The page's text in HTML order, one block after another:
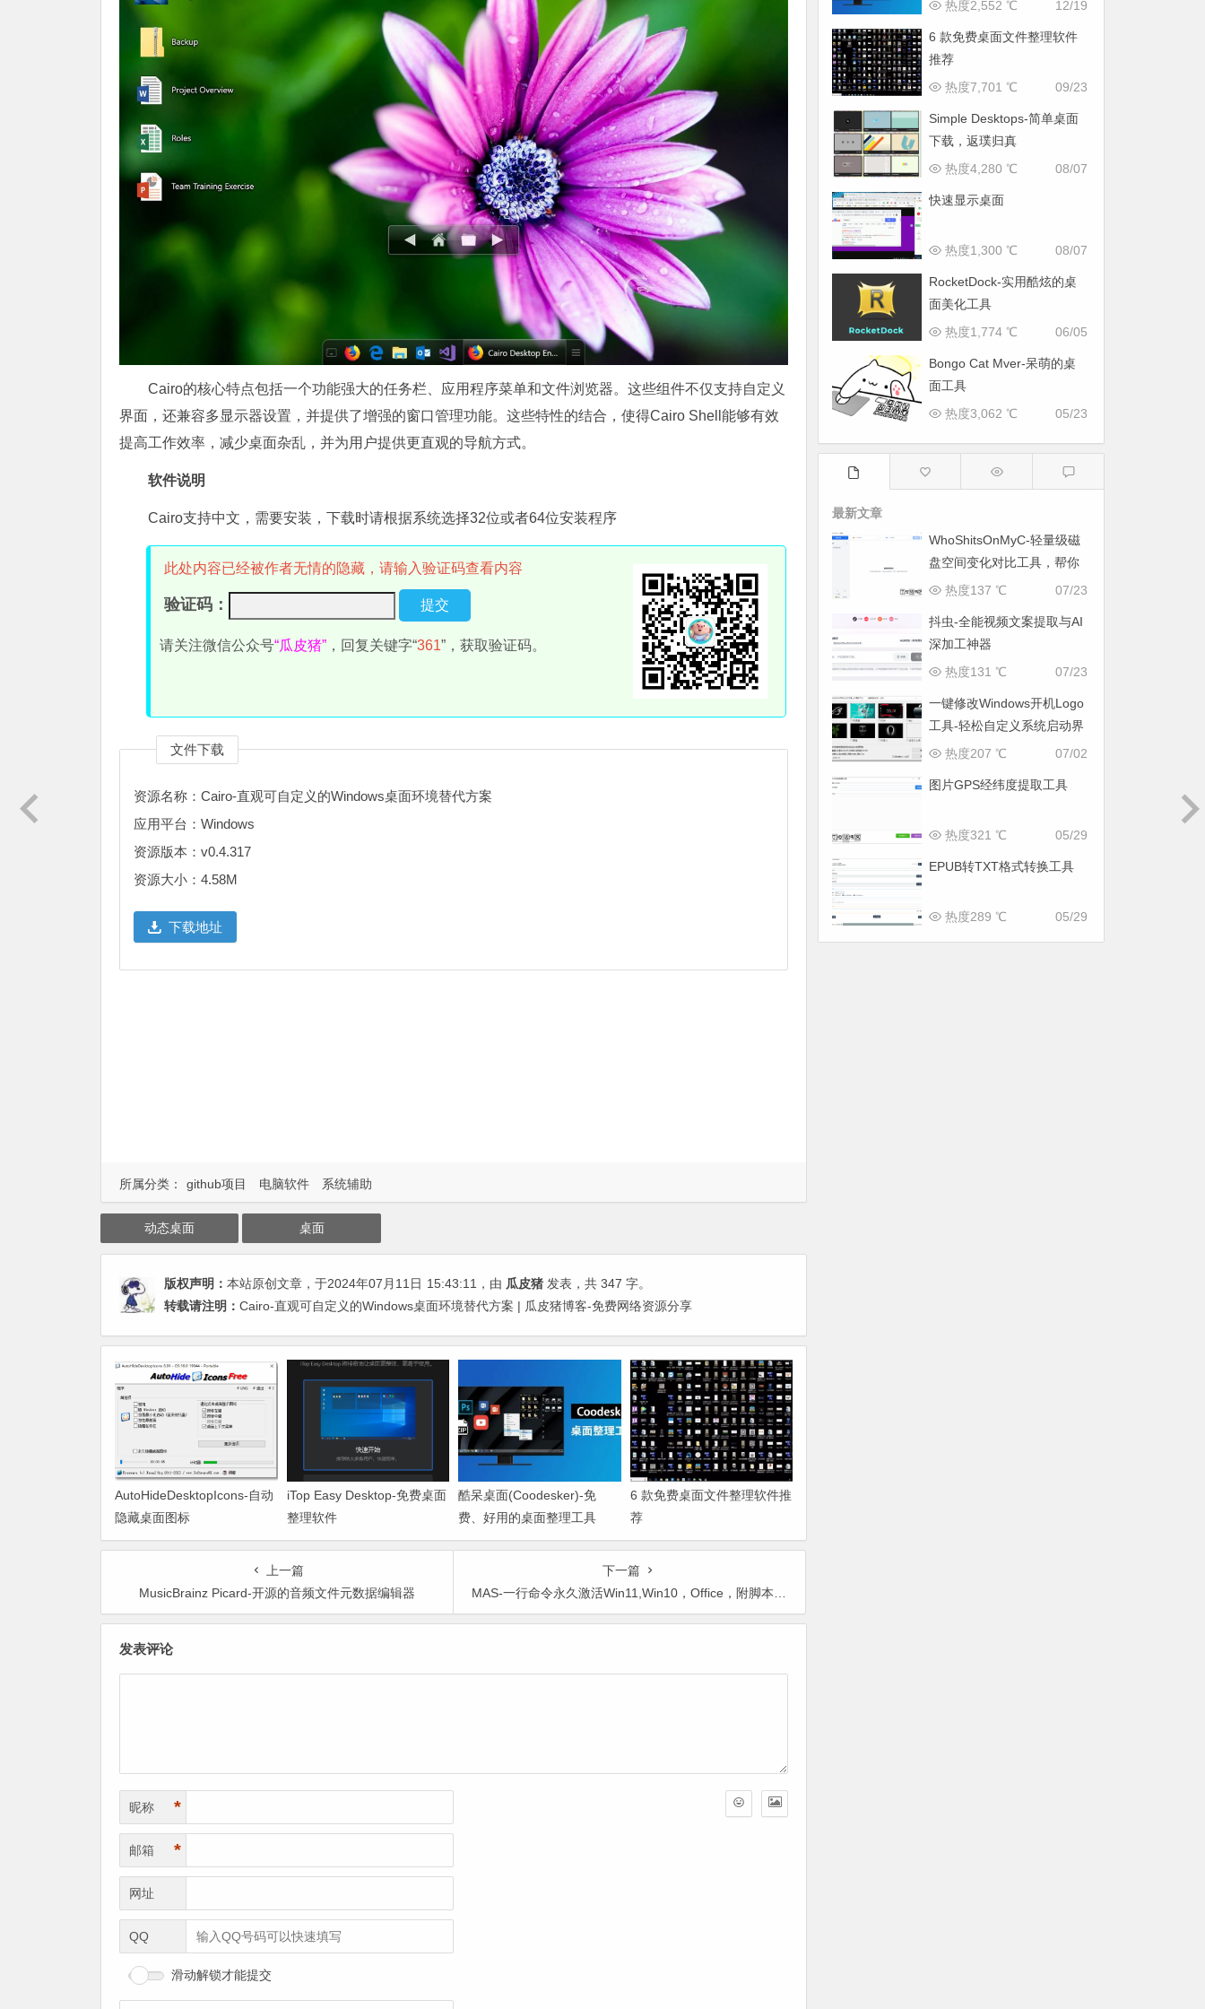
Cairo的核心特点包括一个功能强大的任务栏、应用程序菜单和文件浏览器。这些组件不仅支持自定义
界面，还兼容多显示器设置，并提供了增强的窗口管理功能。这些特性的结合，使得Cairo Shell能够有效
提高工作效率，减少桌面杂乱，并为用户提供更直观的导航方式。
软件说明
Cairo支持中文，需要安装，下载时请根据系统选择32位或者64位安装程序
此处内容已经被作者无情的隐藏，请输入验证码查看内容
验证码：
请关注微信公众号“瓜皮猪” ，回复关键字“361”，获取验证码。
文件下载
资源名称：Cairo-直观可自定义的Windows桌面环境替代方案
应用平台：Windows
资源版本：v0.4.317
资源大小：4.58M
下载地址
所属分类： github项目 电脑软件 系统辅助
动态桌面 桌面
版权声明： 本站原创文章，于2024年07月11日 15:43:11 ，由 瓜皮猪 发表，共 347 字。
转载请注明： Cairo-直观可自定义的Windows桌面环境替代方案 | 瓜皮猪博客-免费网络资源分享
AutoHideDesktopIcons-自动
隐藏桌面图标
iTop Easy Desktop-免费桌面
整理软件
酷呆桌面(Coodesker)-免
费、好用的桌面整理工具
6 款免费桌面文件整理软件推
荐
上一篇
MusicBrainz Picard-开源的音频文件元数据编辑器
下一篇
MAS-一行命令永久激活Win11,Win10，Office，附脚本下载
发表评论
昵称 *
邮箱 *
网址
QQ
滑动解锁才能提交
12/19
热度2,552 ℃
6 款免费桌面文件整理软件
推荐
09/23
热度7,701 ℃
Simple Desktops-简单桌面
下载，返璞归真
08/07
热度4,280 ℃
快速显示桌面
08/07
热度1,300 ℃
RocketDock-实用酷炫的桌
面美化工具
06/05
热度1,774 ℃
Bongo Cat Mver-呆萌的桌
面工具
05/23
热度3,062 ℃
最新文章
WhoShitsOnMyC-轻量级磁
盘空间变化对比工具，帮你
找出“吃掉”空间的罪魁祸首
07/23
热度137 ℃
抖虫-全能视频文案提取与AI
深加工神器
07/23
热度131 ℃
一键修改Windows开机Logo
工具-轻松自定义系统启动界
面
07/02
热度207 ℃
图片GPS经纬度提取工具
05/29
热度321 ℃
EPUB转TXT格式转换工具
05/29
热度289 ℃